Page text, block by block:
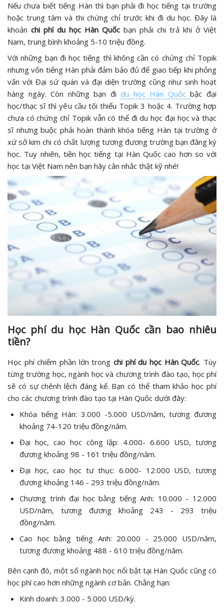
Nếu chưa biết tiếng Hàn thì bạn phải đi học tiếng tại trường
hoặc trung tâm và thi chứng chỉ trước khi đi du học. Đây là
khoản chi phí du học Hàn Quốc bạn phải chi trả khi ở Việt
Nam, trung bình khoảng 5-10 triệu đồng.
Với những bạn đi học tiếng thì không cần có chứng chỉ Topik
nhưng vốn tiếng Hàn phải đảm bảo đủ để giao tiếp khi phỏng
vấn với Đại sứ quán và đại diện trường cũng như sinh hoạt
hàng ngày. Còn những bạn đidu học Hàn Quốcbậc đại
học/thạc sĩ thì yêu cầu tối thiểu Topik 3 hoặc 4. Trường hợp
chưa có chứng chỉ Topik vẫn có thể đi du học đại học và thạc
sĩ nhưng buộc phải hoàn thành khóa tiếng Hàn tại trường ở
xứ sở kim chi có chất lượng tương đương trường bạn đăng ký
học. Tuy nhiên, tiền học tiếng tại Hàn Quốc cao hơn so với
học tại Việt Nam nên bạn hãy cân nhắc thật kỹ nhé!
Học phí du học Hàn Quốc cần bao nhiêu
tiền?
Học phí chiếm phần lớn trong chi phí du học Hàn Quốc. Tùy
từng trường học, ngành học và chương trình đào tạo, học phí
sẽ có sự chênh lệch đáng kể. Bạn có thể tham khảo học phí
cho các chương trình đào tạo tại Hàn Quốc dưới đây:
Khóa tiếng Hàn: 3.000 -5.000 USD/năm, tương đương
khoảng 74-120 triệu đồng/năm.
Đại học, cao học công lập: 4.000- 6.600 USD, tương
đương khoảng 98 - 161 triệu đồng/năm.
Đại học, cao học tư thục: 6.000- 12.000 USD, tương
đương khoảng 146 - 293 triệu đồng/năm.
Chương trình đại học bằng tiếng Anh: 10.000 - 12.000
USD/năm, tương đương khoảng 243 - 293 triệu
đồng/năm.
Cao học bằng tiếng Anh: 20.000 - 25.000 USD/năm,
tương đương khoảng 488 - 610 triệu đồng/năm.
Bên cạnh đó, một số ngành học nổi bật tại Hàn Quốc cũng có
học phí cao hơn những ngành cơ bản. Chẳng hạn:
Kinh doanh: 3.000 - 5.000 USD/kỳ.